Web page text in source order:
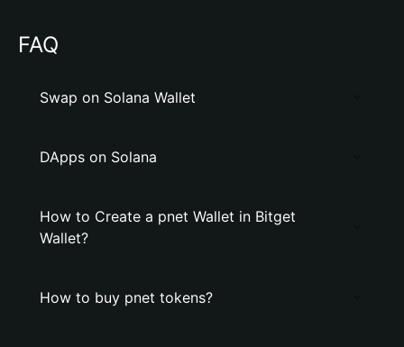
FAQ
Swap on Solana Wallet
DApps on Solana
How to Create a pnet Wallet in Bitget
Wallet?
How to buy pnet tokens?